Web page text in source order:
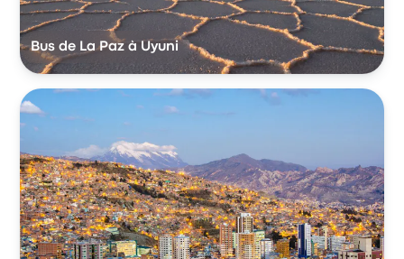
Bus de La Paz à Uyuni